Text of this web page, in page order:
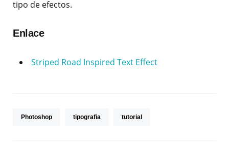
tipo de efectos.
Enlace
Striped Road Inspired Text Effect
Photoshop tipografia tutorial